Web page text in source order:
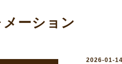
ーション
2026-01-